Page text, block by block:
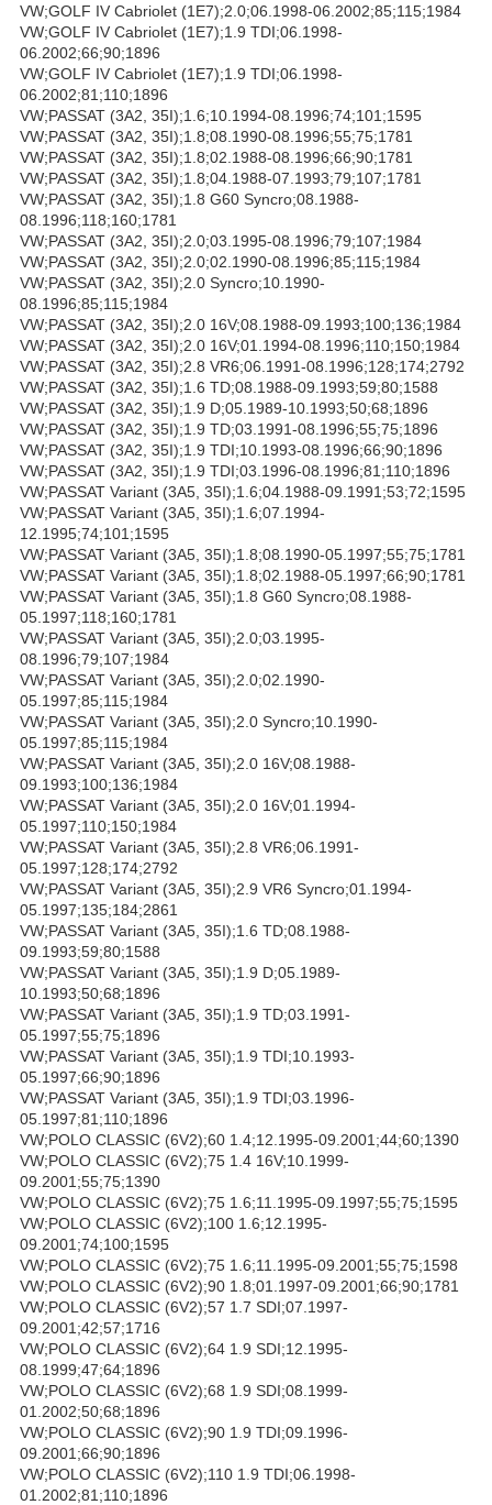
VW;GOLF IV Cabriolet (1E7);2.0;06.1998-06.2002;85;115;1984
VW;GOLF IV Cabriolet (1E7);1.9 TDI;06.1998-
06.2002;66;90;1896
VW;GOLF IV Cabriolet (1E7);1.9 TDI;06.1998-
06.2002;81;110;1896
VW;PASSAT (3A2, 35I);1.6;10.1994-08.1996;74;101;1595
VW;PASSAT (3A2, 35I);1.8;08.1990-08.1996;55;75;1781
VW;PASSAT (3A2, 35I);1.8;02.1988-08.1996;66;90;1781
VW;PASSAT (3A2, 35I);1.8;04.1988-07.1993;79;107;1781
VW;PASSAT (3A2, 35I);1.8 G60 Syncro;08.1988-
08.1996;118;160;1781
VW;PASSAT (3A2, 35I);2.0;03.1995-08.1996;79;107;1984
VW;PASSAT (3A2, 35I);2.0;02.1990-08.1996;85;115;1984
VW;PASSAT (3A2, 35I);2.0 Syncro;10.1990-
08.1996;85;115;1984
VW;PASSAT (3A2, 35I);2.0 16V;08.1988-09.1993;100;136;1984
VW;PASSAT (3A2, 35I);2.0 16V;01.1994-08.1996;110;150;1984
VW;PASSAT (3A2, 35I);2.8 VR6;06.1991-08.1996;128;174;2792
VW;PASSAT (3A2, 35I);1.6 TD;08.1988-09.1993;59;80;1588
VW;PASSAT (3A2, 35I);1.9 D;05.1989-10.1993;50;68;1896
VW;PASSAT (3A2, 35I);1.9 TD;03.1991-08.1996;55;75;1896
VW;PASSAT (3A2, 35I);1.9 TDI;10.1993-08.1996;66;90;1896
VW;PASSAT (3A2, 35I);1.9 TDI;03.1996-08.1996;81;110;1896
VW;PASSAT Variant (3A5, 35I);1.6;04.1988-09.1991;53;72;1595
VW;PASSAT Variant (3A5, 35I);1.6;07.1994-
12.1995;74;101;1595
VW;PASSAT Variant (3A5, 35I);1.8;08.1990-05.1997;55;75;1781
VW;PASSAT Variant (3A5, 35I);1.8;02.1988-05.1997;66;90;1781
VW;PASSAT Variant (3A5, 35I);1.8 G60 Syncro;08.1988-
05.1997;118;160;1781
VW;PASSAT Variant (3A5, 35I);2.0;03.1995-
08.1996;79;107;1984
VW;PASSAT Variant (3A5, 35I);2.0;02.1990-
05.1997;85;115;1984
VW;PASSAT Variant (3A5, 35I);2.0 Syncro;10.1990-
05.1997;85;115;1984
VW;PASSAT Variant (3A5, 35I);2.0 16V;08.1988-
09.1993;100;136;1984
VW;PASSAT Variant (3A5, 35I);2.0 16V;01.1994-
05.1997;110;150;1984
VW;PASSAT Variant (3A5, 35I);2.8 VR6;06.1991-
05.1997;128;174;2792
VW;PASSAT Variant (3A5, 35I);2.9 VR6 Syncro;01.1994-
05.1997;135;184;2861
VW;PASSAT Variant (3A5, 35I);1.6 TD;08.1988-
09.1993;59;80;1588
VW;PASSAT Variant (3A5, 35I);1.9 D;05.1989-
10.1993;50;68;1896
VW;PASSAT Variant (3A5, 35I);1.9 TD;03.1991-
05.1997;55;75;1896
VW;PASSAT Variant (3A5, 35I);1.9 TDI;10.1993-
05.1997;66;90;1896
VW;PASSAT Variant (3A5, 35I);1.9 TDI;03.1996-
05.1997;81;110;1896
VW;POLO CLASSIC (6V2);60 1.4;12.1995-09.2001;44;60;1390
VW;POLO CLASSIC (6V2);75 1.4 16V;10.1999-
09.2001;55;75;1390
VW;POLO CLASSIC (6V2);75 1.6;11.1995-09.1997;55;75;1595
VW;POLO CLASSIC (6V2);100 1.6;12.1995-
09.2001;74;100;1595
VW;POLO CLASSIC (6V2);75 1.6;11.1995-09.2001;55;75;1598
VW;POLO CLASSIC (6V2);90 1.8;01.1997-09.2001;66;90;1781
VW;POLO CLASSIC (6V2);57 1.7 SDI;07.1997-
09.2001;42;57;1716
VW;POLO CLASSIC (6V2);64 1.9 SDI;12.1995-
08.1999;47;64;1896
VW;POLO CLASSIC (6V2);68 1.9 SDI;08.1999-
01.2002;50;68;1896
VW;POLO CLASSIC (6V2);90 1.9 TDI;09.1996-
09.2001;66;90;1896
VW;POLO CLASSIC (6V2);110 1.9 TDI;06.1998-
01.2002;81;110;1896